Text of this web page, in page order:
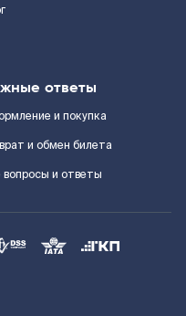
ответы
и покупка
и обмен билета
вопросы и ответы